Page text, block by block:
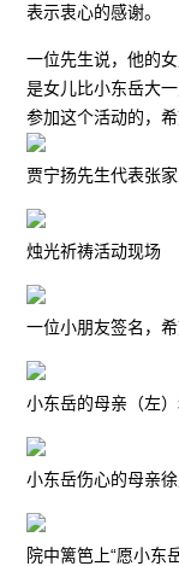
表示衷心的感谢。
一位先生说，他的
是女儿比小东岳大
参加这个活动的，
贾宁扬先生代表张
烛光祈祷活动现场
一位小朋友签名，
小东岳的母亲（左
小东岳伤心的母亲
院中篱笆上“愿小东